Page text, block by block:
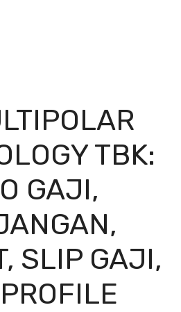
TBK:
GAJI,
SLIP GAJI,